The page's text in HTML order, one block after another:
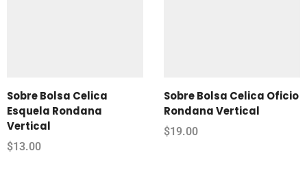
Sobre Bolsa Celica
Esquela Rondana
Vertical
$13.00
Sobre Bolsa Celica Oficio
Rondana Vertical
$19.00